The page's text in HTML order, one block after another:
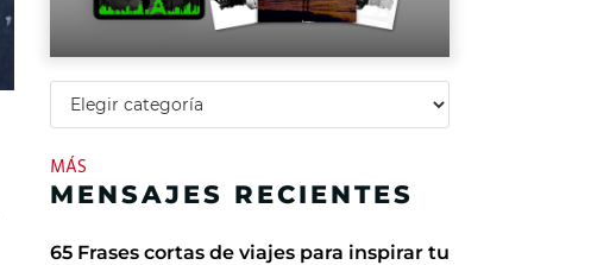
MÁS
MENSAJES RECIENTES
65 Frases cortas de viajes para inspirar tu